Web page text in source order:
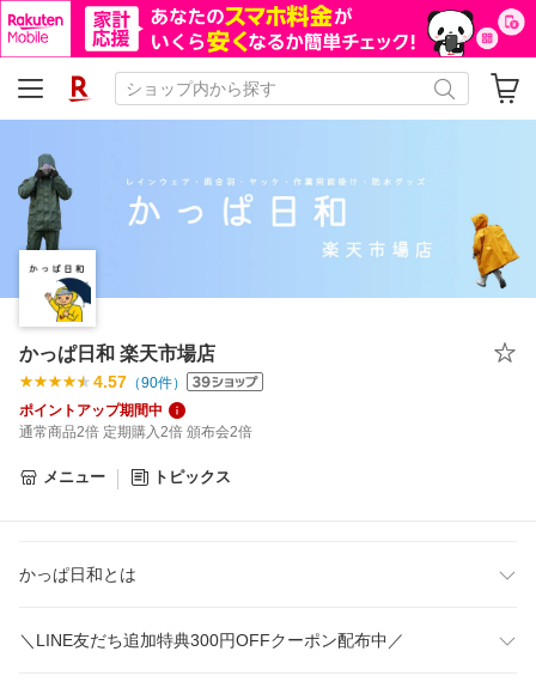
かっぱ日和 楽天市場店
4.57 （90件）
ポイントアップ期間中
通常商品2倍 定期購入2倍 頒布会2倍
メニュー トピックス
かっぱ日和とは
＼LINE友だち追加特典300円OFFクーポン配布中／